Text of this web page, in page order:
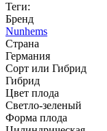
Теги:
Бренд
Nunhems
Страна
Германия
Сорт или Гибрид
Гибрид
Цвет плода
Светло-зеленый
Форма плода